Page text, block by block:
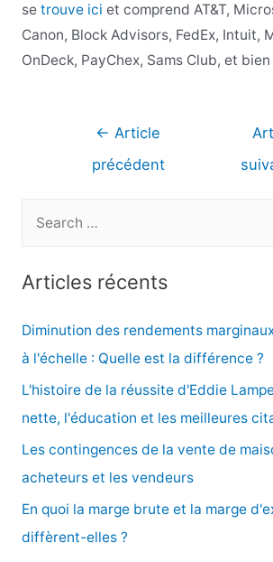
se trouve ici et comprend AT&T,
Canon, Block Advisors, FedEx, Intuit,
OnDeck, PayChex, Sams Club, et bien
Navigation
l’article
← Article
précédent
e
r
c
Articles récents
Diminution des rendements
à l'échelle : Quelle est la différence ?
L'histoire de la réussite d'Eddie
nette, l'éducation et les meilleures
Les contingences de la vente de
acheteurs et les vendeurs
En quoi la marge brute et la marge
diffèrent-elles ?